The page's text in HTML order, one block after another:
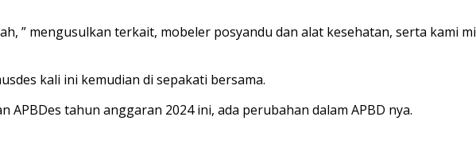
” mengusulkan terkait, mobeler posyandu dan alat kesehatan, serta kami
kali ini kemudian di sepakati bersama.
APBDes tahun anggaran 2024 ini, ada perubahan dalam APBD nya.